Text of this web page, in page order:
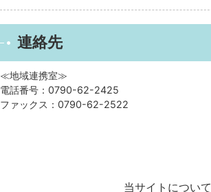
連絡先
≪地域連携室≫
電話番号：0790-62-2425
ファックス：0790-62-2522
当サイトについて